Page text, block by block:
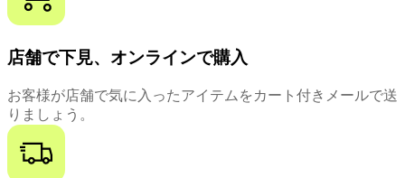
店舗で下見、オンラインで購入
お客様が店舗で気に入ったアイテムをカート付きメールで送
りましょう。